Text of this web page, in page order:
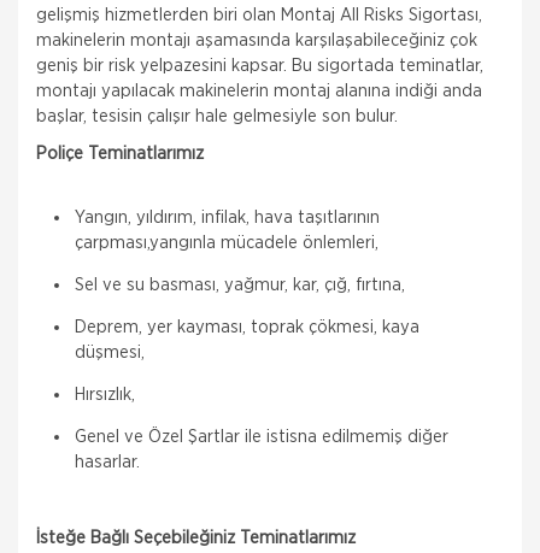
gelişmiş hizmetlerden biri olan Montaj All Risks Sigortası,
makinelerin montajı aşamasında karşılaşabileceğiniz çok
geniş bir risk yelpazesini kapsar. Bu sigortada teminatlar,
montajı yapılacak makinelerin montaj alanına indiği anda
başlar, tesisin çalışır hale gelmesiyle son bulur.
Poliçe Teminatlarımız
Yangın, yıldırım, infilak, hava taşıtlarının
çarpması,yangınla mücadele önlemleri,
Sel ve su basması, yağmur, kar, çığ, fırtına,
Deprem, yer kayması, toprak çökmesi, kaya
düşmesi,
Hırsızlık,
Genel ve Özel Şartlar ile istisna edilmemiş diğer
hasarlar.
İsteğe Bağlı Seçebileğiniz Teminatlarımız